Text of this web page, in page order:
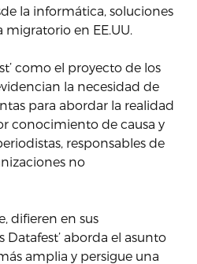
la informática, soluciones
en EE.UU.
como el proyecto de los
la necesidad de
para abordar la realidad
conocimiento de causa y
responsables de
no
difieren en sus
Datafest’ aborda el asunto
amplia y persigue una